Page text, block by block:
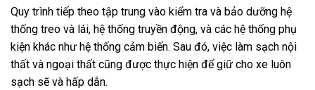
Quy trình tiếp theo tập trung vào kiểm tra và bảo dưỡng hệ
thống treo và lái, hệ thống truyền động, và các hệ thống phụ
kiện khác như hệ thống cảm biến. Sau đó, việc làm sạch nội
thất và ngoại thất cũng được thực hiện để giữ cho xe luôn
sạch sẽ và hấp dẫn.